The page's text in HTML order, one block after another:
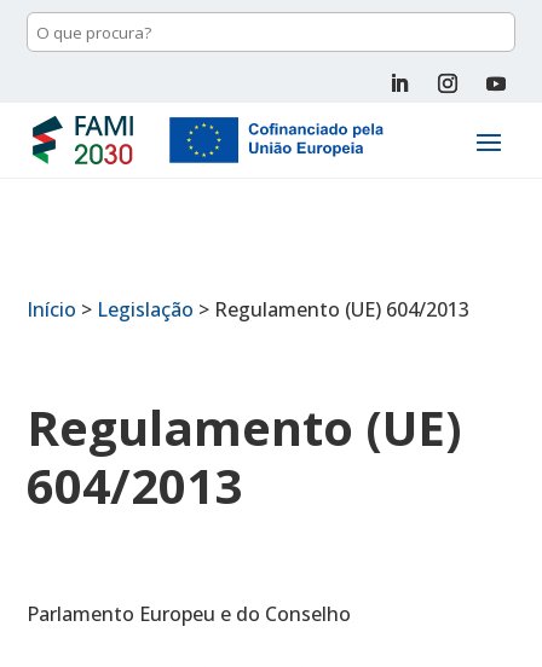
Início > Legislação > Regulamento (UE) 604/2013
Regulamento (UE)
604/2013
Parlamento Europeu e do Conselho